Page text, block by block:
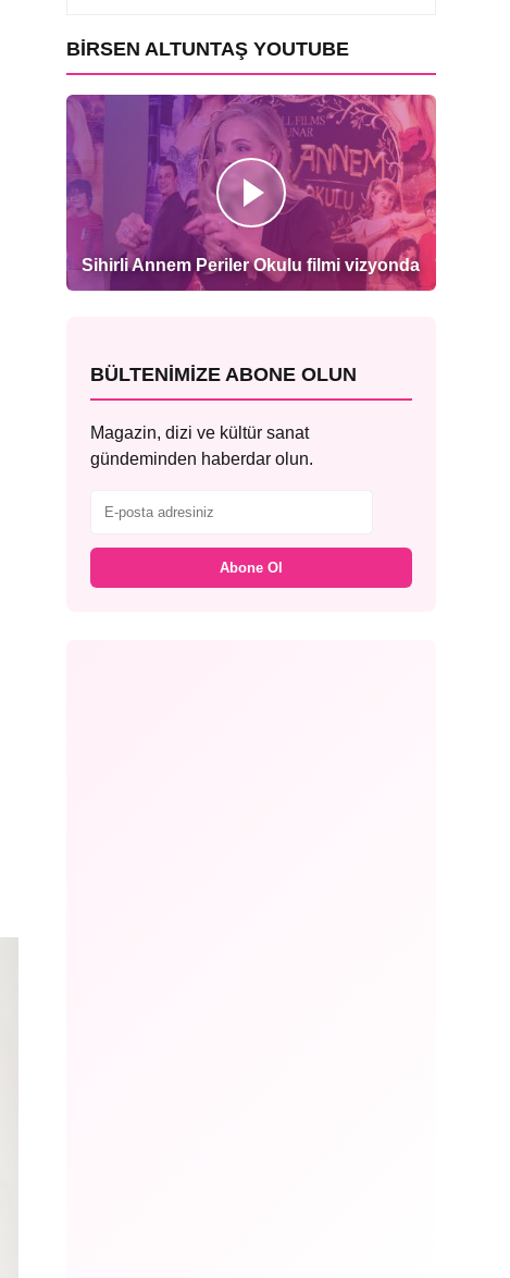
BIRSEN ALTUNTAŞ YOUTUBE
Sihirli Annem Periler Okulu filmi vizyonda
BÜLTENIMIZE ABONE OLUN
Magazin, dizi ve kültür sanat
gündeminden haberdar olun.
Abone Ol